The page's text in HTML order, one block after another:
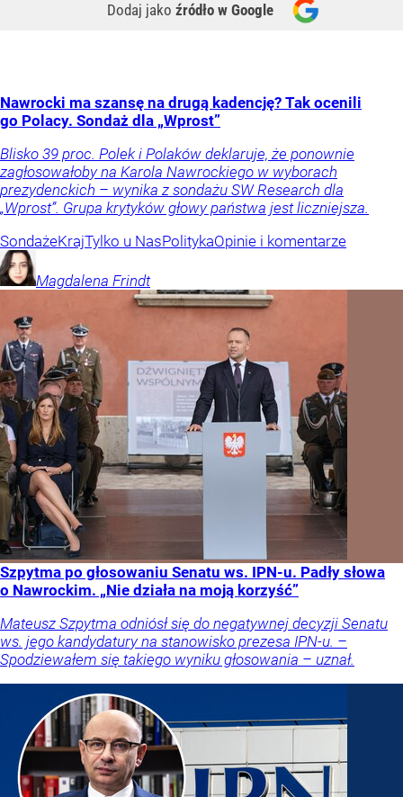
Dodaj jako źródło w Google
Nawrocki ma szansę na drugą kadencję? Tak ocenili
go Polacy. Sondaż dla „Wprost”
Blisko 39 proc. Polek i Polaków deklaruje, że ponownie
zagłosowałoby na Karola Nawrockiego w wyborach
prezydenckich – wynika z sondażu SW Research dla
„Wprost”. Grupa krytyków głowy państwa jest liczniejsza.
SondażeKrajTylko u NasPolitykaOpinie i komentarze
Magdalena Frindt
Szpytma po głosowaniu Senatu ws. IPN-u. Padły słowa
o Nawrockim. „Nie działa na moją korzyść”
Mateusz Szpytma odniósł się do negatywnej decyzji Senatu
ws. jego kandydatury na stanowisko prezesa IPN-u. –
Spodziewałem się takiego wyniku głosowania – uznał.